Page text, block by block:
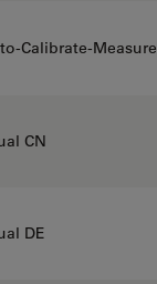
Calibrate-Measure
CN
DE